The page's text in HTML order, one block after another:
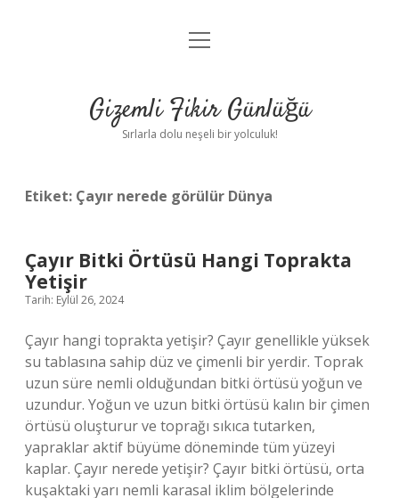
Anasayfa
Yasal Uyarı
menüyü
Gizemli Fikir Günlüğü
Sırlarla dolu neşeli bir yolculuk!
Etiket: Çayır nerede görülür Dünya
Çayır Bitki Örtüsü Hangi Toprakta
Yetişir
Tarih: Eylül 26, 2024
Çayır hangi toprakta yetişir? Çayır genellikle yüksek
su tablasına sahip düz ve çimenli bir yerdir. Toprak
uzun süre nemli olduğundan bitki örtüsü yoğun ve
uzundur. Yoğun ve uzun bitki örtüsü kalın bir çimen
örtüsü oluşturur ve toprağı sıkıca tutarken,
yapraklar aktif büyüme döneminde tüm yüzeyi
kaplar. Çayır nerede yetişir? Çayır bitki örtüsü, orta
kuşaktaki yarı nemli karasal iklim bölgelerinde